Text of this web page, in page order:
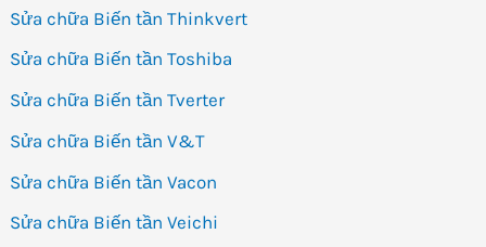
Sửa chữa Biến tần Thinkvert
Sửa chữa Biến tần Toshiba
Sửa chữa Biến tần Tverter
Sửa chữa Biến tần V&T
Sửa chữa Biến tần Vacon
Sửa chữa Biến tần Veichi